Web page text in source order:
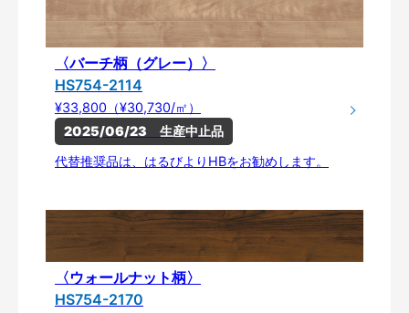
〈バーチ柄（グレー）〉
HS754-2114
¥33,800（¥30,730/㎡）
2025/06/23　生産中止品
代替推奨品は、はるびよりHBをお勧めします。
〈ウォールナット柄〉
HS754-2170